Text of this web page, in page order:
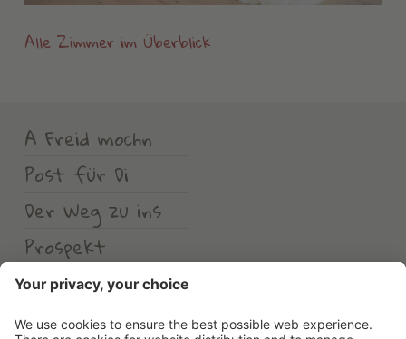
Alle Zimmer im Überblick
A Freid mochn
Post für Di
Der Weg zu ins
Prospekt
Wetter
Erlebnishotel Waltershof